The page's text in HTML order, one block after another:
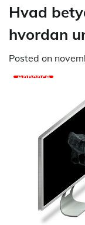
Hvad
hvordan
Posted on
Annonce